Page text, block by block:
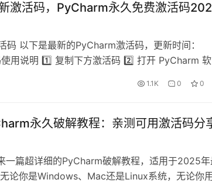
激活码，PyCharm永久免费激活码
以下是最新的PyCharm激活码，更新时间：
用说明 1️⃣ 复制下方激活码 2️⃣ 打开 PyCharm
1.1K 0 0
永久破解教程：亲测可用激活码分
一篇超详细的PyCharm破解教程，适用于2025
论你是Windows、Mac还是Linux系统，无论你